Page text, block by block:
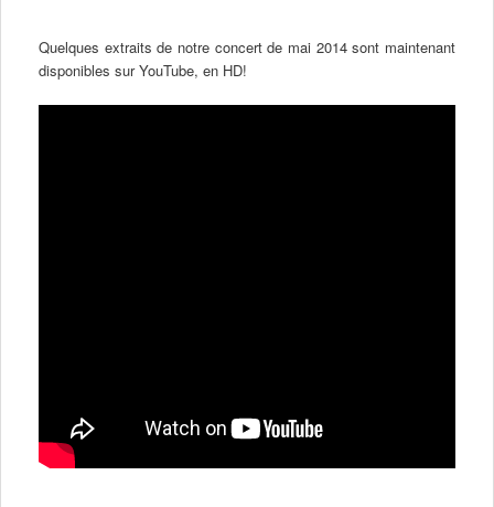
Quelques extraits de notre concert de mai 2014 sont maintenant
disponibles sur YouTube, en HD!